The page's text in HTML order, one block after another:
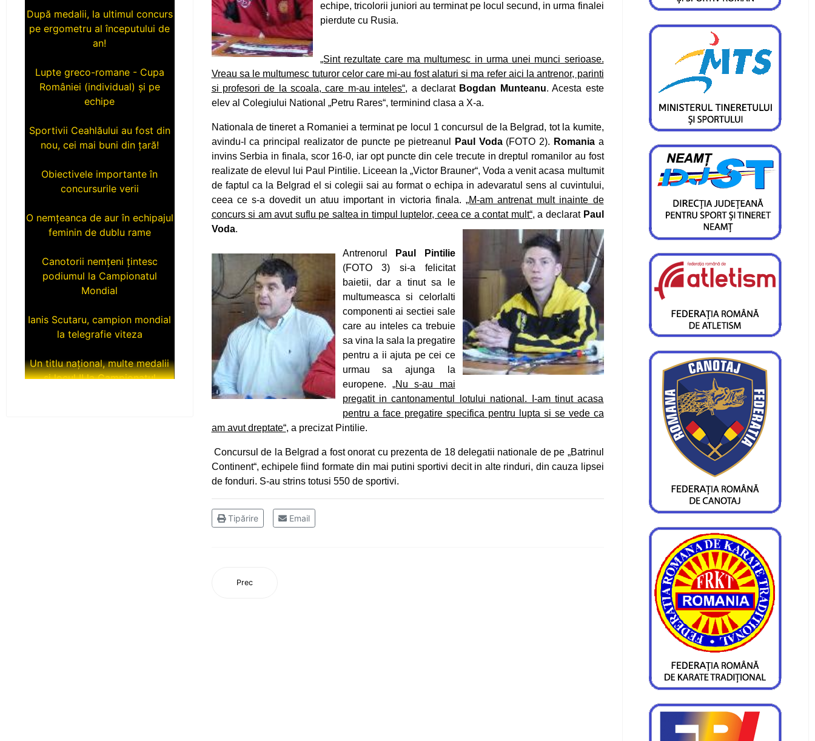
pe ergometru al începutului de
an!
României (individual) și pe
echipe
nou, cei mai buni din țară!
concursurile verii
feminin de dublu rame
podiumul la Campionatul
Mondial
la telegrafie viteza
și locul II la Campionatul
Național Under 20
echipe, tricolorii juniori au terminat pe locul secund, in urma finalei
pierdute cu Rusia.
„Sint rezultate care ma multumesc in urma unei munci serioase.
Vreau sa le multumesc tuturor celor care mi-au fost alaturi si ma refer aici la antrenor, parinti
si profesori de la scoala, care m-au inteles“, a declarat Bogdan Munteanu. Acesta este
elev al Colegiului National „Petru Rares“, terminind clasa a X-a.
Nationala de tineret a Romaniei a terminat pe locul 1 concursul de la Belgrad, tot la kumite,
avindu-l ca principal realizator de puncte pe pietreanul
Paul Voda(FOTO 2). Romaniaa
invins Serbia in finala, scor 16-0, iar opt puncte din cele trecute in dreptul romanilor au fost
realizate de elevul lui Paul Pintilie. Liceean la „Victor Brauner“, Voda a venit acasa multumit
de faptul ca la Belgrad el si colegii sai au format o echipa in adevaratul sens al cuvintului,
ceea ce s-a dovedit un atuu important in victoria finala. „M-am antrenat mult inainte de
concurs si am avut suflu pe saltea in timpul luptelor, ceea ce a contat mult“, a declarat Paul
Voda.
Antrenorul
Paul Pintilie
(FOTO 3) si-a felicitat
baietii, dar a tinut sa le
multumeasca si celorlalti
componenti ai sectiei sale
care au inteles ca trebuie
sa vina la sala la pregatire
pentru a ii ajuta pe cei ce
urmau sa ajunga la
europene. „Nu s-au mai
pregatit in cantonamentul lotului national. I-am tinut acasa
pentru a face pregatire specifica pentru lupta si se vede ca
am avut dreptate“, a precizat Pintilie.
Concursul de la Belgrad a fost onorat cu prezenta de 18 delegatii nationale de pe „Batrinul
Continent“, echipele fiind formate din mai putini sportivi decit in alte rinduri, din cauza lipsei
de fonduri. S-au strins totusi 550 de sportivi.
Tipărire Email
Prec